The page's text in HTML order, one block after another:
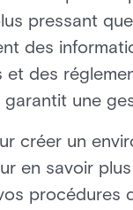
pressant
des
et des
garantit une
créer un
en savoir
procédures